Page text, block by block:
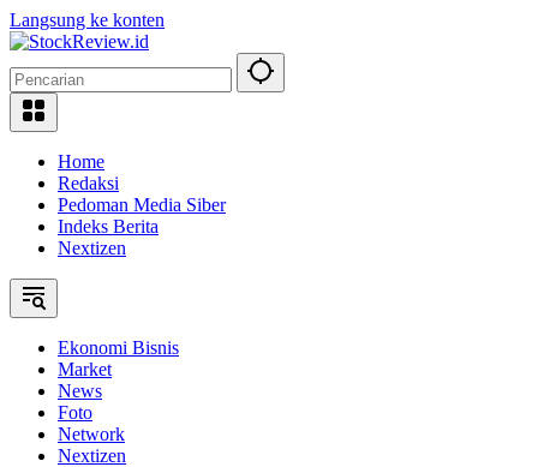
Langsung ke konten
Home
Redaksi
Pedoman Media Siber
Indeks Berita
Nextizen
Ekonomi Bisnis
Market
News
Foto
Network
Nextizen